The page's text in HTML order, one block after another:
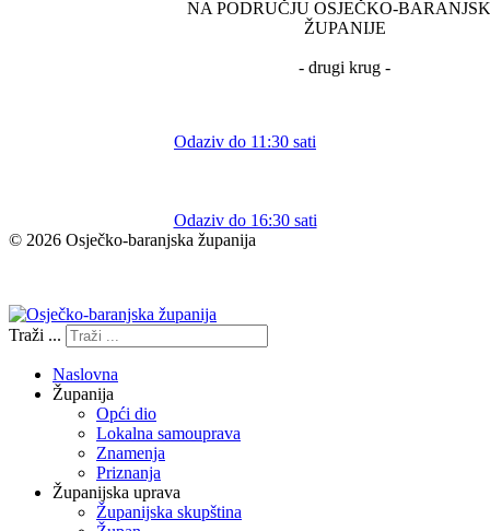
NA PODRUČJU OSJEČKO-
ŽUPANIJE
- drugi krug -
Odaziv do 11:30 sati
Odaziv do 16:30 sati
© 2026 Osječko-baranjska županija
Traži ...
Naslovna
Županija
Opći dio
Lokalna samouprava
Znamenja
Priznanja
Županijska uprava
Županijska skupština